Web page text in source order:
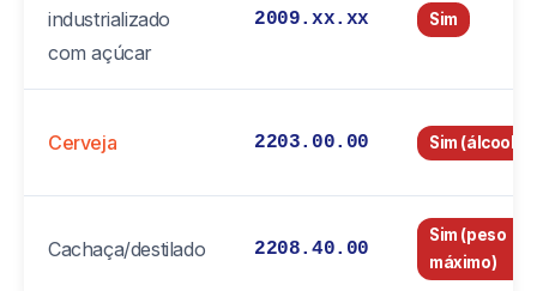
industrializado
com açúcar
2009.xx.xx Sim
Cerveja 2203.00.00 Sim (álcool)
Cachaça/destilado 2208.40.00
Sim (peso
máximo)